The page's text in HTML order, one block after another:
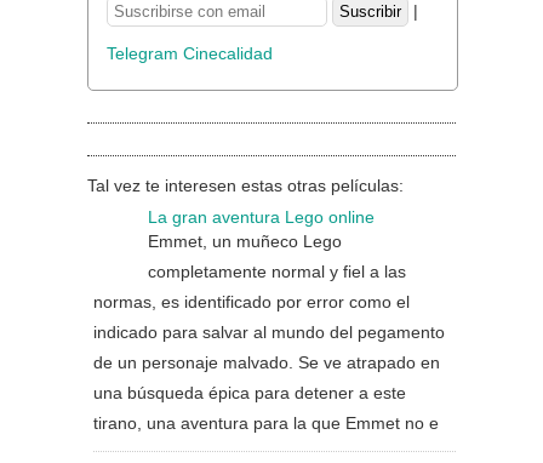
|
Telegram Cinecalidad
Tal vez te interesen estas otras películas:
La gran aventura Lego online
Emmet, un muñeco Lego
completamente normal y fiel a las
normas, es identificado por error como el
indicado para salvar al mundo del pegamento
de un personaje malvado. Se ve atrapado en
una búsqueda épica para detener a este
tirano, una aventura para la que Emmet no e